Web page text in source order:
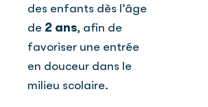
des enfants dès l’âge
de 2 ans, afin de
favoriser une entrée
en douceur dans le
milieu scolaire.